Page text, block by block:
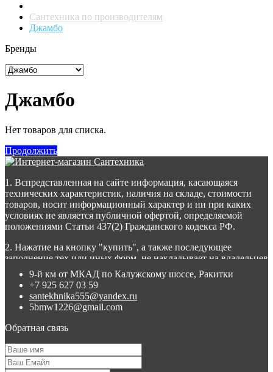
Сантехника по производителям
Джамбо
Бренды
Джамбо
Нет товаров для списка.
Продолжить
1. Вспредставленная на сайте информация, касающаяся
технических характеристик, наличия на складе, стоимости
товаров, носит информационный характер и ни при каких
условиях не является публичной офертой, определяемой
положениями Статьи 437(2) Гражданского кодекса РФ.
2. Нажатие на кнопку "купить", а также последующее
заполнение тех или иных форм, не накладывает на владельцев
сайта никаких обязательств.
3. Присланное по e-mail сообщение, содержащее копию
заполненной формы заявки на сайте, не является ответом на
сообщение потребителя или подтверждением заказа со
стороны владельцев сайта.
4. Все материалы, размещенные на сайте, являются
собственностью владельцев сайта, либо собственностью
организаций, с которыми у владельцев сайта есть соглашение
9-й км от МКАД по Калужскому шоссе, Ракитки
+7 925 627 03 59
santekhnika555@yandex.ru
5bmw1226@gmail.com
Обратная связь